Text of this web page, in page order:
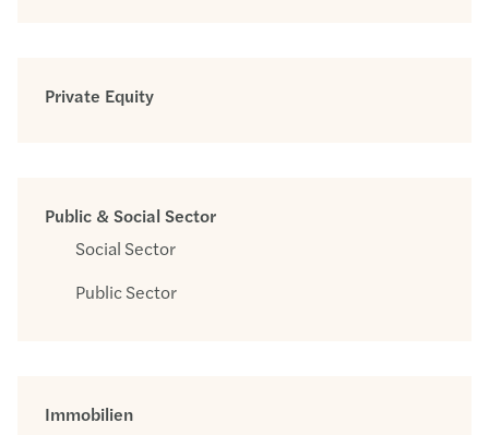
Private Equity
Public & Social Sector
Social Sector
Public Sector
Immobilien